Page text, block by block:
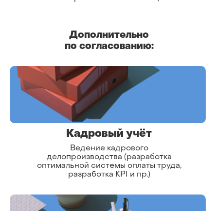
Дополнительно
по согласованию:
Кадровый учёт
Ведение кадрового
делопроизводства (разработка
оптимальной системы оплаты труда,
разработка KPI и пр.)